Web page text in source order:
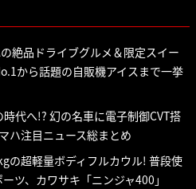
絶品ドライブグルメ＆限定スイー
から話題の自販機アイスまで一挙
代へ!? 幻の名車に電子制御CVT搭
ハ注目ニュース総まとめ
の超軽量ボディフルカウル! 普段使
ツ、カワサキ「ニンジャ400」